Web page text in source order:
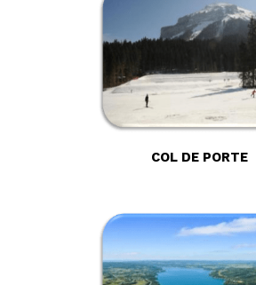
COL DE PORTE